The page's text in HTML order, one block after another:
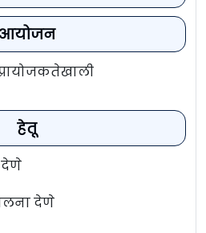
आयोजन
हेतू
देणे
देणे